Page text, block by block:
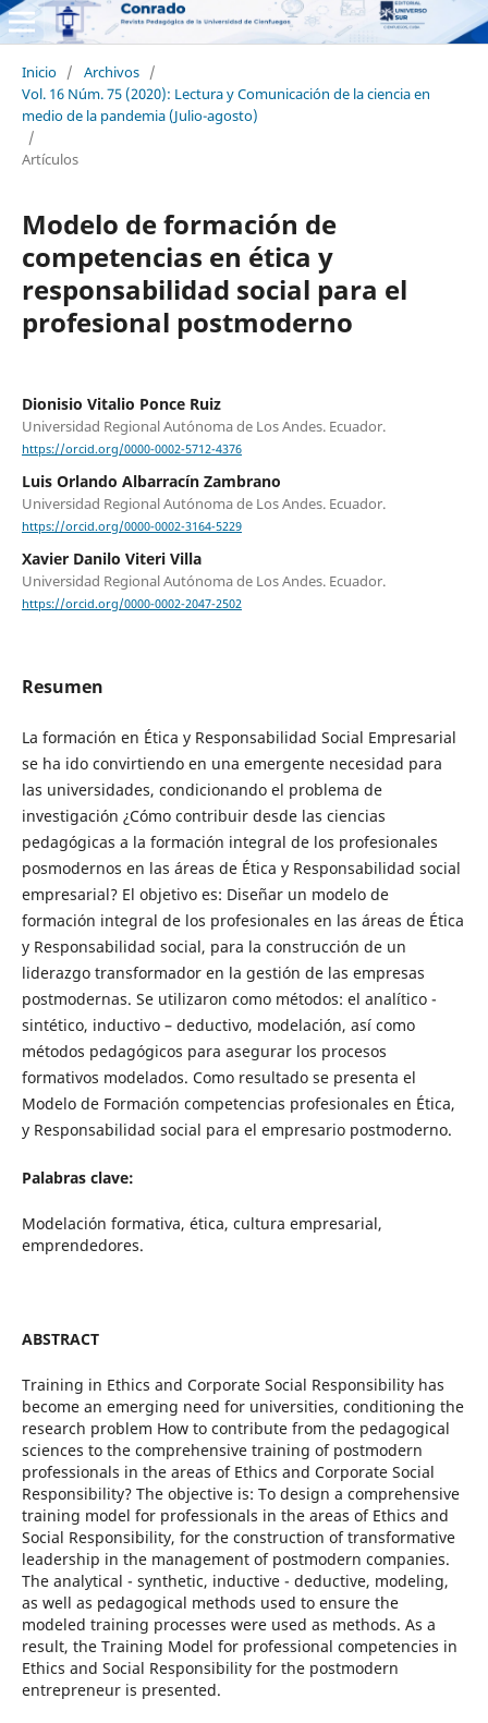
Inicio / Archivos /
Vol. 16 Núm. 75 (2020): Lectura y Comunicación de la ciencia en
medio de la pandemia (Julio-agosto)
/
Artículos
Modelo de formación de
competencias en ética y
responsabilidad social para el
profesional postmoderno
Dionisio Vitalio Ponce Ruiz
Universidad Regional Autónoma de Los Andes. Ecuador.
https://orcid.org/0000-0002-5712-4376
Luis Orlando Albarracín Zambrano
Universidad Regional Autónoma de Los Andes. Ecuador.
https://orcid.org/0000-0002-3164-5229
Xavier Danilo Viteri Villa
Universidad Regional Autónoma de Los Andes. Ecuador.
https://orcid.org/0000-0002-2047-2502
Resumen
La formación en Ética y Responsabilidad Social Empresarial
se ha ido convirtiendo en una emergente necesidad para
las universidades, condicionando el problema de
investigación ¿Cómo contribuir desde las ciencias
pedagógicas a la formación integral de los profesionales
posmodernos en las áreas de Ética y Responsabilidad social
empresarial? El objetivo es: Diseñar un modelo de
formación integral de los profesionales en las áreas de Ética
y Responsabilidad social, para la construcción de un
liderazgo transformador en la gestión de las empresas
postmodernas. Se utilizaron como métodos: el analítico -
sintético, inductivo – deductivo, modelación, así como
métodos pedagógicos para asegurar los procesos
formativos modelados. Como resultado se presenta el
Modelo de Formación competencias profesionales en Ética,
y Responsabilidad social para el empresario postmoderno.
Palabras clave:
Modelación formativa, ética, cultura empresarial,
emprendedores.
ABSTRACT
Training in Ethics and Corporate Social Responsibility has
become an emerging need for universities, conditioning the
research problem How to contribute from the pedagogical
sciences to the comprehensive training of postmodern
professionals in the areas of Ethics and Corporate Social
Responsibility? The objective is: To design a comprehensive
training model for professionals in the areas of Ethics and
Social Responsibility, for the construction of transformative
leadership in the management of postmodern companies.
The analytical - synthetic, inductive - deductive, modeling,
as well as pedagogical methods used to ensure the
modeled training processes were used as methods. As a
result, the Training Model for professional competencies in
Ethics and Social Responsibility for the postmodern
entrepreneur is presented.